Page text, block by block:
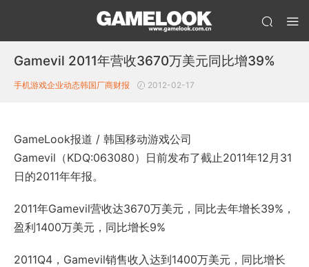
Gamevil 2011年营收3670万美元同比增39%
手机游戏企业动态韩国厂商财报 2012-02-17
GameLook报道 / 韩国移动游戏公司
Gamevil（KDQ:063080）日前发布了截止2011年12月31
日的2011年年报。
2011年Gamevil营收达3670万美元，同比去年增长39%，
盈利1400万美元，同比增长9%
2011Q4，Gamevil销售收入达到1400万美元，同比增长